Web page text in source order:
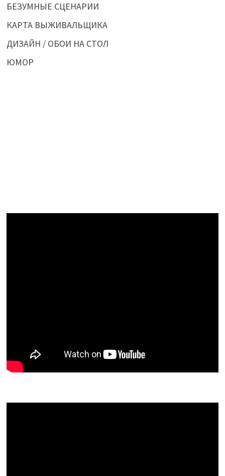
БЕЗУМНЫЕ СЦЕНАРИИ
КАРТА ВЫЖИВАЛЬЩИКА
ДИЗАЙН / ОБОИ НА СТОЛ
ЮМОР